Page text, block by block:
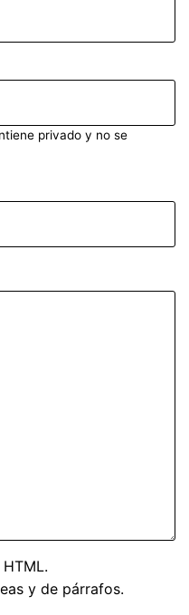
privado y no se
y de párrafos.